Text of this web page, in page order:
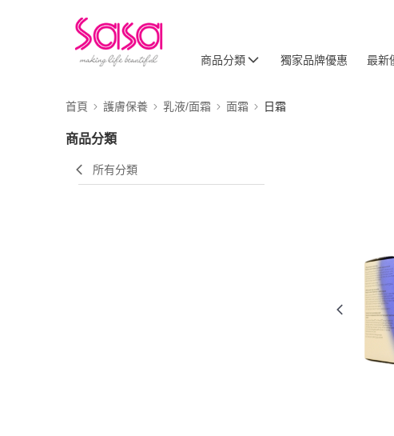
商品分類 獨家品牌優惠 最新
首頁 護膚保養 乳液/面霜 面霜 日霜
商品分類
所有分類